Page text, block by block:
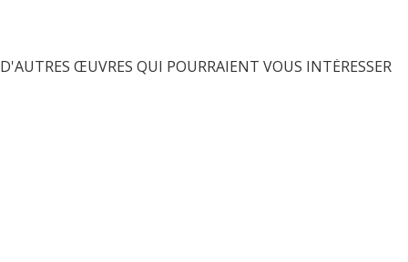
D'AUTRES ŒUVRES QUI POURRAIENT VOUS INTÉRESSER